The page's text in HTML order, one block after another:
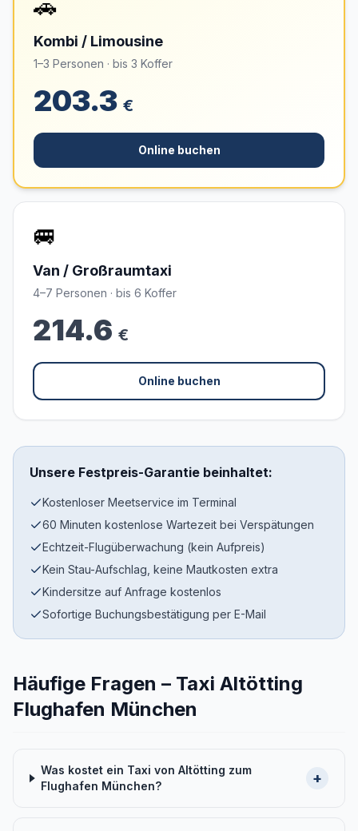
🚗
Kombi / Limousine
1–3 Personen · bis 3 Koffer
203.3 €
Online buchen
🚐
Van / Großraumtaxi
4–7 Personen · bis 6 Koffer
214.6 €
Online buchen
Unsere Festpreis-Garantie beinhaltet:
Kostenloser Meetservice im Terminal
60 Minuten kostenlose Wartezeit bei Verspätungen
Echtzeit-Flugüberwachung (kein Aufpreis)
Kein Stau-Aufschlag, keine Mautkosten extra
Kindersitze auf Anfrage kostenlos
Sofortige Buchungsbestätigung per E-Mail
Häufige Fragen – Taxi Altötting
Flughafen München
Was kostet ein Taxi von Altötting zum
Flughafen München?
+